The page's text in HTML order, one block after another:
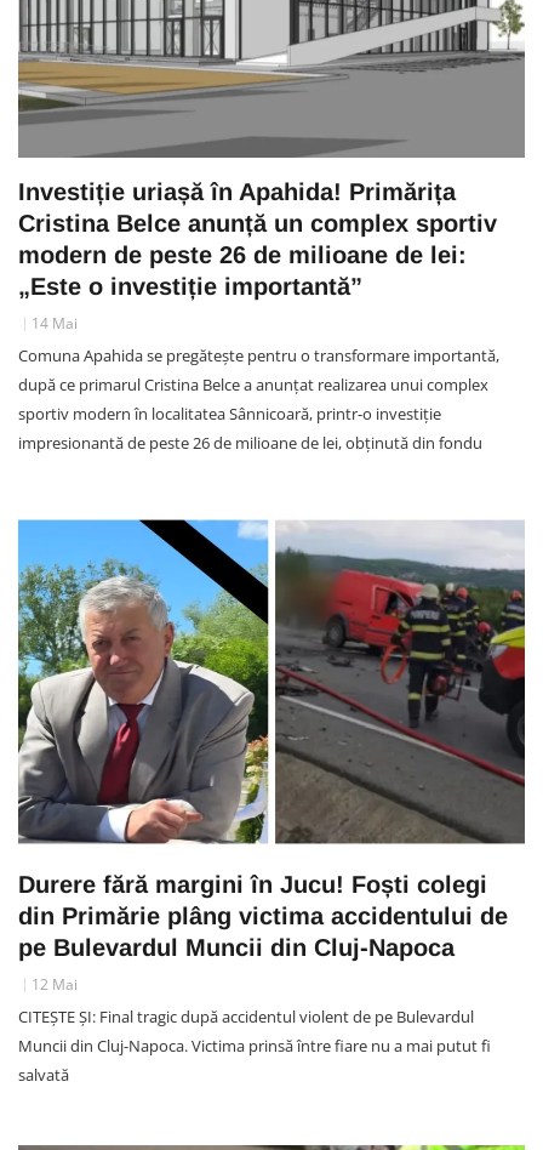
Investiție uriașă în Apahida! Primărița
Cristina Belce anunță un complex sportiv
modern de peste 26 de milioane de lei:
„Este o investiție importantă”
14 Mai
Comuna Apahida se pregătește pentru o transformare importantă,
după ce primarul Cristina Belce a anunțat realizarea unui complex
sportiv modern în localitatea Sânnicoară, printr-o investiție
impresionantă de peste 26 de milioane de lei, obținută din fondu
Durere fără margini în Jucu! Foști colegi
din Primărie plâng victima accidentului de
pe Bulevardul Muncii din Cluj-Napoca
12 Mai
CITEȘTE ȘI: Final tragic după accidentul violent de pe Bulevardul
Muncii din Cluj-Napoca. Victima prinsă între fiare nu a mai putut fi
salvată